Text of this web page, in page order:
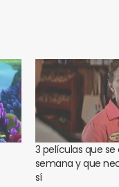
3 películas que
semana y que
sí